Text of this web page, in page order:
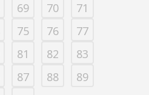
69 70
71
75 76
77
81 82
83
87 88
89